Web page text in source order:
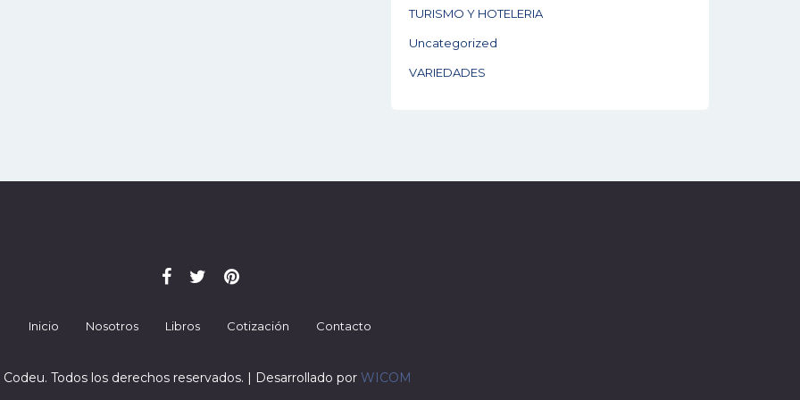
TURISMO Y HOTELERIA
Uncategorized
VARIEDADES
Inicio Nosotros Libros Cotización Contacto
Todos los derechos reservados. | Desarrollado por WICOM